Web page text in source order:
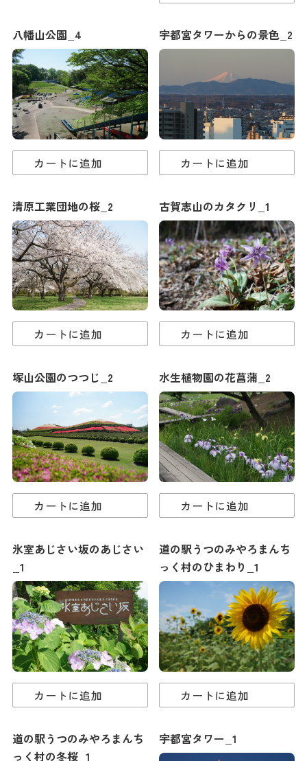
八幡山公園_4
カートに追加
宇都宮タワーからの景色_2
カートに追加
清原工業団地の桜_2
カートに追加
古賀志山のカタクリ_1
カートに追加
塚山公園のつつじ_2
カートに追加
水生植物園の花菖蒲_2
カートに追加
氷室あじさい坂のあじさい
_1
カートに追加
道の駅うつのみやろまんち
っく村のひまわり_1
カートに追加
道の駅うつのみやろまんち
っく村の冬桜_1
宇都宮タワー_1